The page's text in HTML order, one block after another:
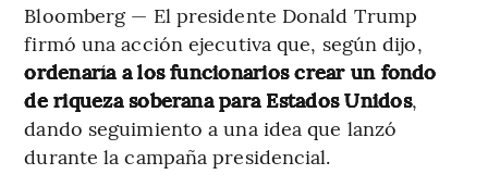
Bloomberg — El presidente Donald Trump
firmó una acción ejecutiva que, según dijo,
ordenaría a los funcionarios crear un fondo
de riqueza soberana para Estados Unidos,
dando seguimiento a una idea que lanzó
durante la campaña presidencial.